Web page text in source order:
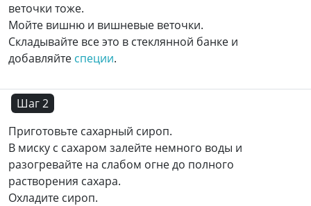
веточки тоже.
Мойте вишню и вишневые веточки.
Складывайте все это в стеклянной банке и
добавляйте специи.
Шаг 2
Приготовьте сахарный сироп.
В миску с сахаром залейте немного воды и
разогревайте на слабом огне до полного
растворения сахара.
Охладите сироп.